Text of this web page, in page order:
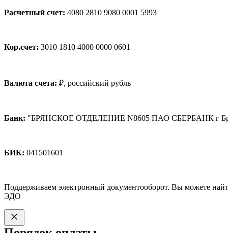
Расчетный счет: 4080 2810 9080 0001 5993
Кор.счет: 3010 1810 4000 0000 0601
Валюта счета: ₽, российский рубль
Банк: "БРЯНСКОЕ ОТДЕЛЕНИЕ N8605 ПАО СБЕРБАНК г
БИК: 041501601
Поддерживаем электронный документооборот. Вы можете
ЭДО